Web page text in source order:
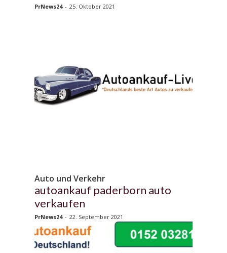
PrNews24 - 25. Oktober 2021
Auto und Verkehr
autoankauf paderborn auto
verkaufen
PrNews24 - 22. September 2021